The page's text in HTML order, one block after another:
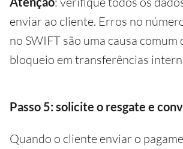
enviar ao cliente. Erros no
no SWIFT são uma causa comum
bloqueio em transferências
Passo 5: solicite o resgate e
Quando o cliente enviar o